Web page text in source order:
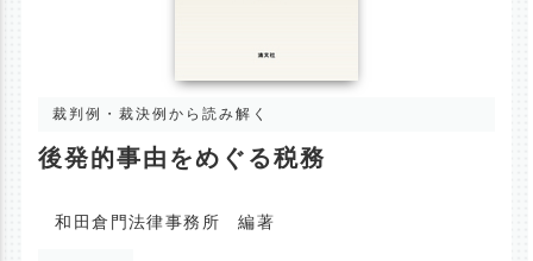
裁判例・裁決例から読み解く
後発的事由をめぐる税務
和田倉門法律事務所 編著